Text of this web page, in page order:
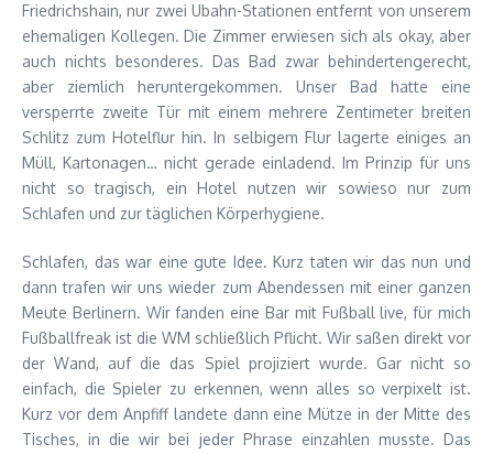
Friedrichshain, nur zwei Ubahn-Stationen entfernt von unserem
ehemaligen Kollegen. Die Zimmer erwiesen sich als okay, aber
auch nichts besonderes. Das Bad zwar behindertengerecht,
aber ziemlich heruntergekommen. Unser Bad hatte eine
versperrte zweite Tür mit einem mehrere Zentimeter breiten
Schlitz zum Hotelflur hin. In selbigem Flur lagerte einiges an
Müll, Kartonagen… nicht gerade einladend. Im Prinzip für uns
nicht so tragisch, ein Hotel nutzen wir sowieso nur zum
Schlafen und zur täglichen Körperhygiene.
Schlafen, das war eine gute Idee. Kurz taten wir das nun und
dann trafen wir uns wieder zum Abendessen mit einer ganzen
Meute Berlinern. Wir fanden eine Bar mit Fußball live, für mich
Fußballfreak ist die WM schließlich Pflicht. Wir saßen direkt vor
der Wand, auf die das Spiel projiziert wurde. Gar nicht so
einfach, die Spieler zu erkennen, wenn alles so verpixelt ist.
Kurz vor dem Anpfiff landete dann eine Mütze in der Mitte des
Tisches, in die wir bei jeder Phrase einzahlen musste. Das